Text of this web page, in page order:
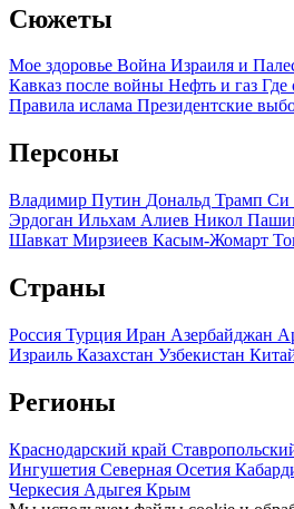
Сюжеты
Мое здоровье Война Израиля и
Кавказ после войны Нефть и газ Где
Правила ислама Президентские
Персоны
Владимир Путин Дональд Трамп Си
Эрдоган Ильхам Алиев Никол
Шавкат Мирзиеев Касым-Жомарт
Страны
Россия Турция Иран Азербайджан
Израиль Казахстан Узбекистан
Регионы
Краснодарский край
Ингушетия Северная Осетия
Черкесия Адыгея Крым